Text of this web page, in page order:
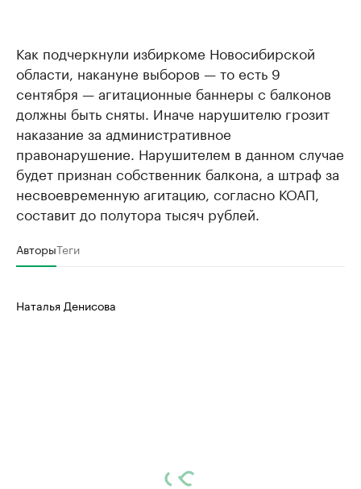
Как подчеркнули избиркоме Новосибирской
области, накануне выборов — то есть 9
сентября — агитационные баннеры с балконов
должны быть сняты. Иначе нарушителю грозит
наказание за административное
правонарушение. Нарушителем в данном случае
будет признан собственник балкона, а штраф за
несвоевременную агитацию, согласно КОАП,
составит до полутора тысяч рублей.
АвторыТеги
Наталья Денисова